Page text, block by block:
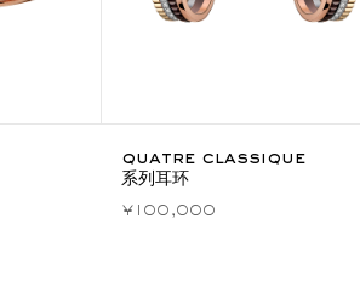
quatre classique
系列耳环
¥100,000